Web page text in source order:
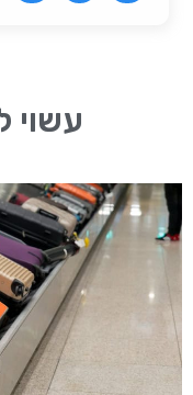
עשוי